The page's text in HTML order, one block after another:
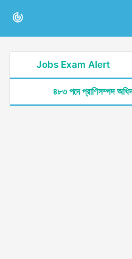
Jobs Exam Alert
৪৮৩ পদে প্রাণিসম্পদ